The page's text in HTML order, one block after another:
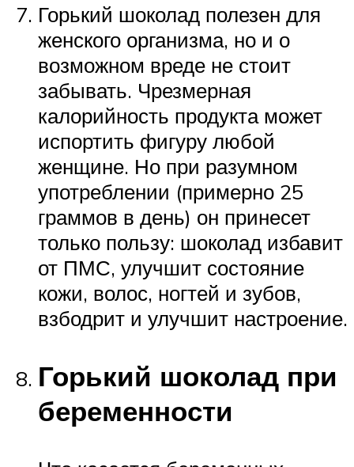
Горький шоколад полезен для
женского организма, но и о
возможном вреде не стоит
забывать. Чрезмерная
калорийность продукта может
испортить фигуру любой
женщине. Но при разумном
употреблении (примерно 25
граммов в день) он принесет
только пользу: шоколад избавит
от ПМС, улучшит состояние
кожи, волос, ногтей и зубов,
взбодрит и улучшит настроение.
Горький шоколад при
беременности